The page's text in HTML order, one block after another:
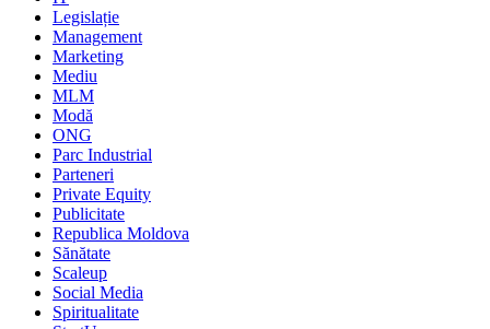
Legislație
Management
Marketing
Mediu
MLM
Modă
ONG
Parc Industrial
Parteneri
Private Equity
Publicitate
Republica Moldova
Sănătate
Scaleup
Social Media
Spiritualitate